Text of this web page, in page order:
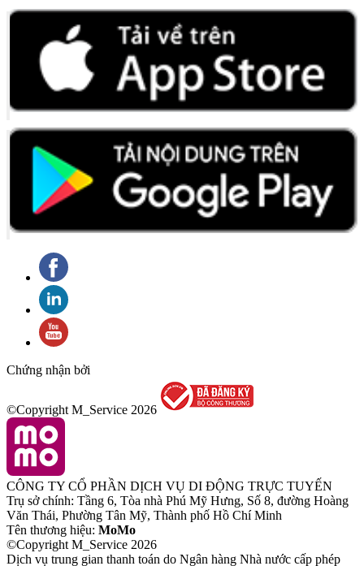
Chứng nhận bởi
©Copyright M_Service 2026
CÔNG TY CỔ PHẦN DỊCH VỤ DI ĐỘNG TRỰC TUYẾN
Trụ sở chính: Tầng 6, Tòa nhà Phú Mỹ Hưng, Số 8, đường Hoàng
Văn Thái, Phường Tân Mỹ, Thành phố Hồ Chí Minh
Tên thương hiệu: MoMo
©Copyright M_Service 2026
Dịch vụ trung gian thanh toán do Ngân hàng Nhà nước cấp phép